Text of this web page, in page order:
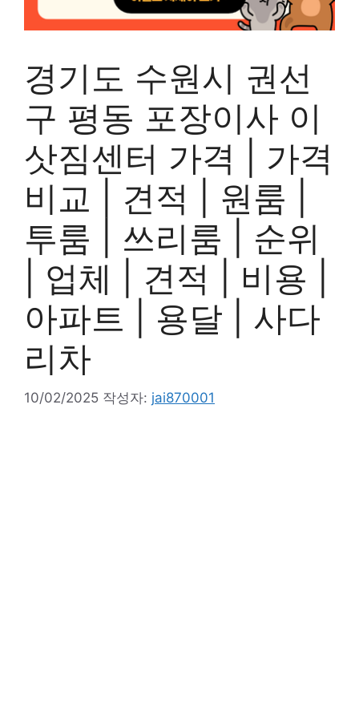
경기도 수원시 권선
구 평동 포장이사 이
삿짐센터 가격 | 가격
비교 | 견적 | 원룸 |
투룸 | 쓰리룸 | 순위
| 업체 | 견적 | 비용 |
아파트 | 용달 | 사다
리차
10/02/2025 작성자: jai870001